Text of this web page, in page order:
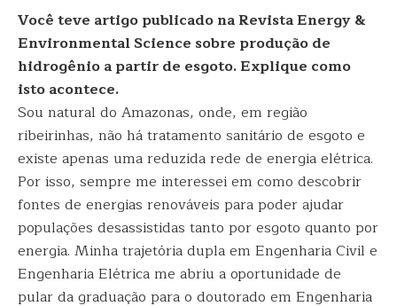
Você teve artigo publicado na Revista Energy &
Environmental Science sobre produção de
hidrogênio a partir de esgoto. Explique como
isto acontece.
Sou natural do Amazonas, onde, em região
ribeirinhas, não há tratamento sanitário de esgoto e
existe apenas uma reduzida rede de energia elétrica.
Por isso, sempre me interessei em como descobrir
fontes de energias renováveis para poder ajudar
populações desassistidas tanto por esgoto quanto por
energia. Minha trajetória dupla em Engenharia Civil e
Engenharia Elétrica me abriu a oportunidade de
pular da graduação para o doutorado em Engenharia